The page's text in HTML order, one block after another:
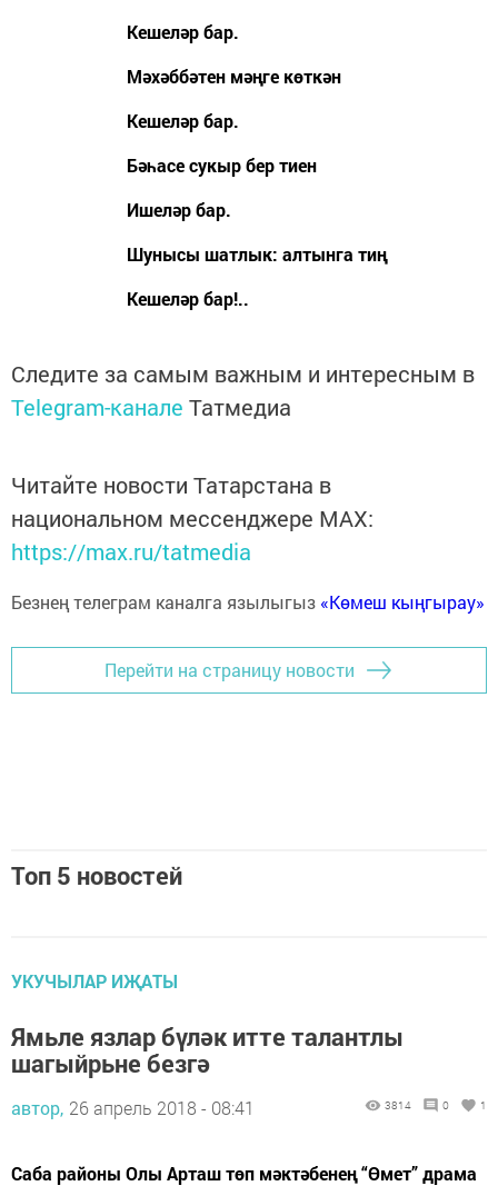
Кешеләр бар.
Мәхәббәтен мәңге көткән
Кешеләр бар.
Бәһасе сукыр бер тиен
Ишеләр бар.
Шунысы шатлык: алтынга тиң
Кешеләр бар!..
Следите за самым важным и интересным в
Telegram-канале Татмедиа
Читайте новости Татарстана в
национальном мессенджере MАХ:
https://max.ru/tatmedia
Безнең телеграм каналга язылыгыз «Көмеш кыңгырау»
Перейти на страницу новости
Топ 5 новостей
УКУЧЫЛАР ИҖАТЫ
Ямьле язлар бүләк итте талантлы
шагыйрьне безгә
автор, 26 апрель 2018 - 08:41 3814 0 1
Саба районы Олы Арташ төп мәктәбенең “Өмет” драма